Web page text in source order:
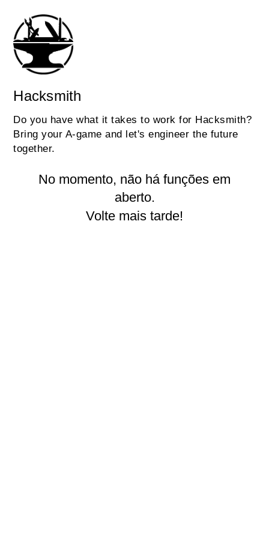
Hacksmith
Do you have what it takes to work for Hacksmith?
Bring your A-game and let's engineer the future
together.
No momento, não há funções em
aberto.
Volte mais tarde!